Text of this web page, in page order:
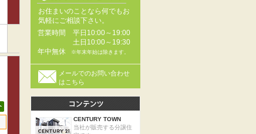
お住まいのことなら何でもお
気軽にご相談下さい。
営業時間
平日10:00～19:00
土日10:00～19:30
年中無休
※年末年始は除きます。
メールでのお問い合わせ
はこちら
CENTURY TOWN
当社が販売する分譲住